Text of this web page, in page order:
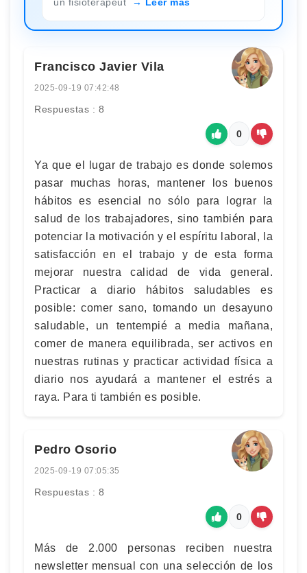
Francisco Javier Vila
2025-09-19 07:42:48
Respuestas : 8
0
Ya que el lugar de trabajo es donde solemos
pasar muchas horas, mantener los buenos
hábitos es esencial no sólo para lograr la
salud de los trabajadores, sino también para
potenciar la motivación y el espíritu laboral, la
satisfacción en el trabajo y de esta forma
mejorar nuestra calidad de vida general.
Practicar a diario hábitos saludables es
posible: comer sano, tomando un desayuno
saludable, un tentempié a media mañana,
comer de manera equilibrada, ser activos en
nuestras rutinas y practicar actividad física a
diario nos ayudará a mantener el estrés a
raya. Para ti también es posible.
Pedro Osorio
2025-09-19 07:05:35
Respuestas : 8
0
Más de 2.000 personas reciben nuestra
newsletter mensual con una selección de los